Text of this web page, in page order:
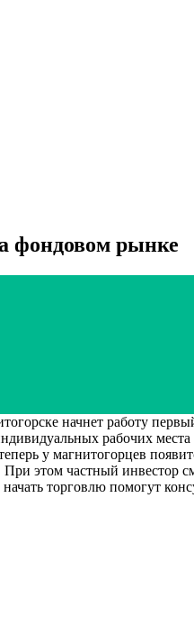
фондовом рынке
начнет работу первый
рабочих
у магнитогорцев
этом частный инвестор
торговлю помогут